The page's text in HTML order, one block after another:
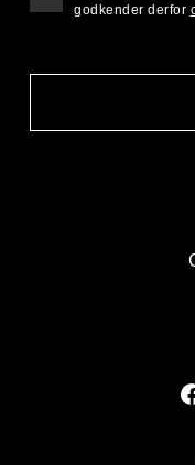
godkender derfor